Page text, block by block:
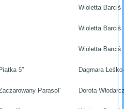
Wioletta Barciś
Wioletta Barciś
Wioletta Barciś
5” Dagmara
Parasol” Dorota